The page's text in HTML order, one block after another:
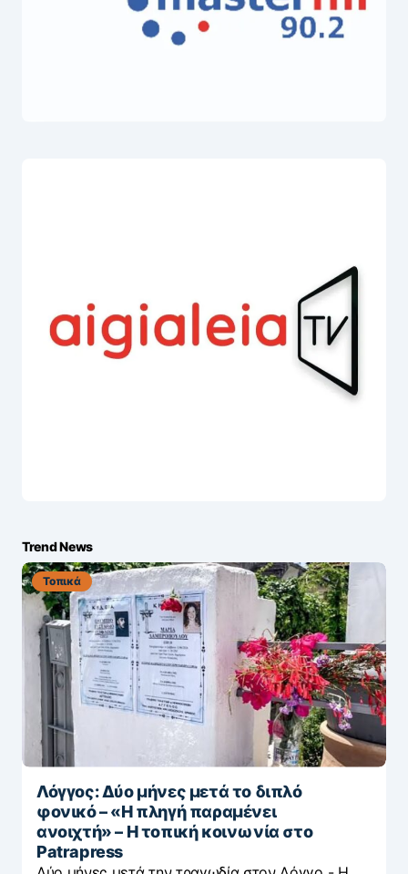
Trend News
Τοπικά
Λόγγος: Δύο μήνες μετά το διπλό
φονικό – «H πληγή παραμένει
ανοιχτή» – Η τοπική κοινωνία στο
Patrapress